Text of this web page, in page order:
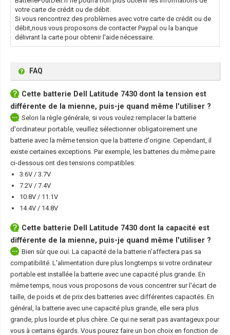
votre carte de crédit ou de débit.
Si vous rencontrez des problèmes avec votre carte de crédit ou de
débit,nous vous proposons de contacter Paypal ou la banque
délivrant la carte pour obtenir l'aide nécessaire.
FAQ
Cette batterie Dell Latitude 7430 dont la tension est
différente de la mienne, puis-je quand même l'utiliser ?
Selon la règle générale, si vous voulez remplacer la batterie
d'ordinateur portable, veuillez sélectionner obligatoirement une
batterie avec la même tension que la batterie d'origine. Cependant, il
existe certaines exceptions. Par exemple, les batteries du même paire
ci-dessous ont des tensions compatibles:
3.6V / 3.7V
7.2V / 7.4V
10.8V / 11.1V
14.4V / 14.8V
Cette batterie Dell Latitude 7430 dont la capacité est
différente de la mienne, puis-je quand même l'utiliser ?
Bien sûr que oui. La capacité de la batterie n'affectera pas sa
compatibilité. L'alimentation dure plus longtemps si votre ordinateur
portable est installée la batterie avec une capacité plus grande. En
même temps, nous vous proposons de vous concentrer sur l'écart de
taille, de poids et de prix des batteries avec différentes capacités. En
général, la batterie avec une capacité plus grande, elle sera plus
grande, plus lourde et plus chère. Ce qui ne serait pas avantageux pour
vous à certains égards. Vous pourez faire un bon choix en fonction de